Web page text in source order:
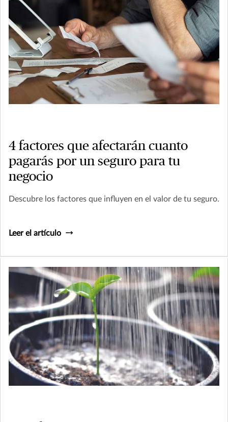
4 factores que afectarán cuanto
pagarás por un seguro para tu
negocio
Descubre los factores que influyen en el valor de tu seguro.
Leer el artículo